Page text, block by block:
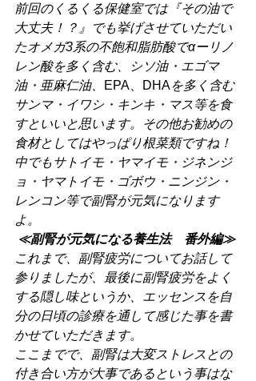
前回のくるくる保健室では『その油で
大丈夫！？』でも挙げさせていただい
たオメガ3系の不飽和脂肪酸でαーリノ
レン酸を多く含む、シソ油・エゴマ
油・亜麻仁油、
EPA、DHAを多く含む
サンマ・イワシ・キンキ・マス等を食
すといいと思います。その他お勧めの
食材としてはやっぱり根菜類ですね！
中でもサトイモ・ヤマイモ・ジネンジ
ョ・ヤマトイモ・ゴボウ・ニンジン・
レンコン等で副腎が元気になります
よ。
≪副腎が元気になる養生法　番外編≫
これまで、副腎疲労についてお話して
参りましたが、最後に副腎疲労をよく
する隠し味というか、エッセンスを自
分の日頃の診療を通して感じた事を書
かせていただきます。
ここまでで、副腎は大変ストレスとの
付き合い方が大事であるという事はな